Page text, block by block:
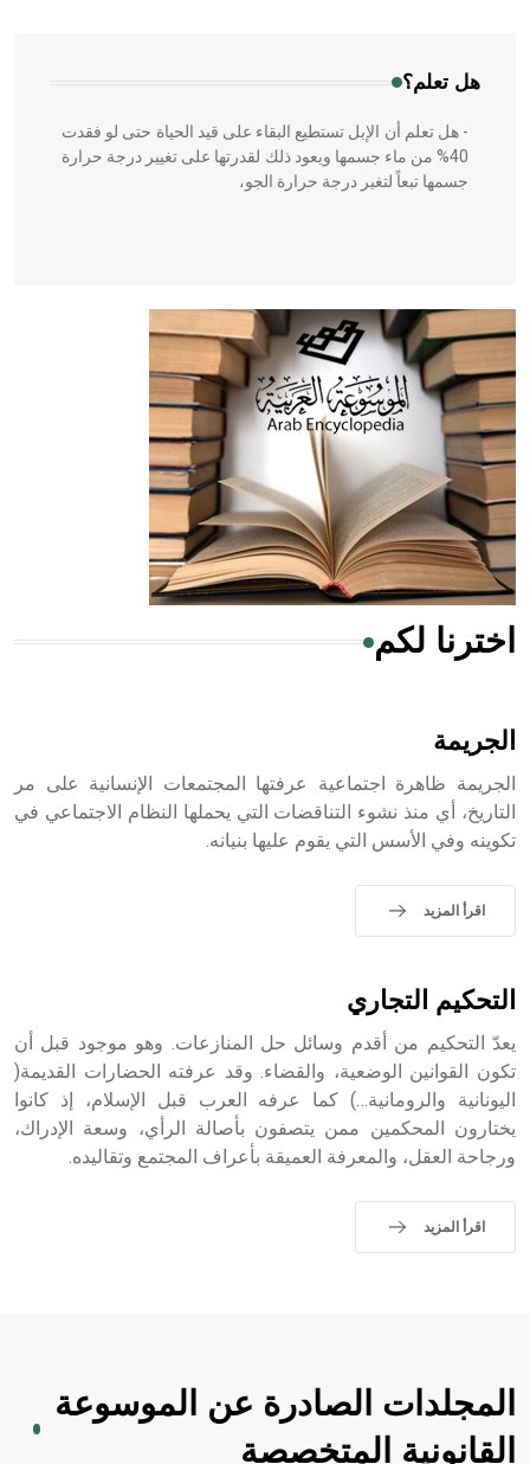
هل تعلم؟
- هل تعلم أن الإبل تستطيع البقاء على قيد الحياة حتى لو فقدت
40% من ماء جسمها ويعود ذلك لقدرتها على تغيير درجة حرارة
جسمها تبعاً لتغير درجة حرارة الجو،
- هل تعلم أن أبقراط كتب في الطب أربعة مؤلفات هي:
الحكم، الأدلة، تنظيم التغذية، ورسالته في جروح الرأس. ويعود
له الفضل بأنه حرر الطب من الدين والفلسفة.
- هل تعلم أن المرجان إفراز حيواني يتكون في البحر ويتركب
من مادة كربونات الكلسيوم، وهو أحمر أو شديد الحمرة وهو
أجود أنواعه، ويمتاز بكبر الحجم ويسمى الش
هل تعلم أن الأبسيد كلمة فرنسية اللفظ تم اعتمادها مصطلحاً
- هل تعلم أن أبجر Abgar اسم معروف جيداً يعود إلى عدد من
التاسع، وهم ينتسبون إلى أسرة أوسروين
sign تكتب منفصلة غير متصلة، وتعتمد المبدأ الأكوروفوني،
حيث تقتصر القيمة الصوتية للعلامة الك
اخترنا لكم
الجريمة
الجريمة ظاهرة اجتماعية عرفتها المجتمعات الإنسانية على مر
التاريخ، أي منذ نشوء التناقضات التي يحملها النظام الاجتماعي في
تكوينه وفي الأسس التي يقوم عليها بنيانه.
اقرأ المزيد
التحكيم التجاري
يعدّ التحكيم من أقدم وسائل حل المنازعات. وهو موجود قبل أن
تكون القوانين الوضعية، والقضاء. وقد عرفته الحضارات القديمة(
اليونانية والرومانية…) كما عرفه العرب قبل الإسلام، إذ كانوا
يختارون المحكمين ممن يتصفون بأصالة الرأي، وسعة الإدراك،
ورجاحة العقل، والمعرفة العميقة بأعراف المجتمع وتقاليده.
اقرأ المزيد
المجلدات الصادرة عن الموسوعة
القانونية المتخصصة